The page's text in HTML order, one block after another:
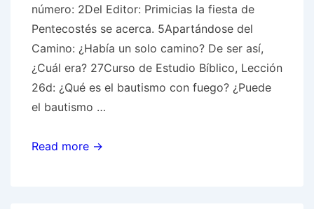
número: 2Del Editor: Primicias la fiesta de
Pentecostés se acerca. 5Apartándose del
Camino: ¿Había un solo camino? De ser así,
¿Cuál era? 27Curso de Estudio Bíblico, Lección
26d: ¿Qué es el bautismo con fuego? ¿Puede
el bautismo …
Noticias
Read more →